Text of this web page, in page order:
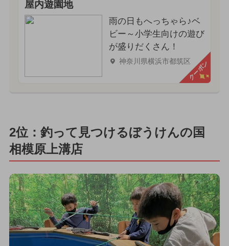
屋内遊園地
雨の日もへっちゃら♪ベ
ビー～小学生向けの遊び
が盛りだくさん！
神奈川県横浜市都筑区クーポン
2位：釣って見つけるぼうけんの国
相模原上溝店